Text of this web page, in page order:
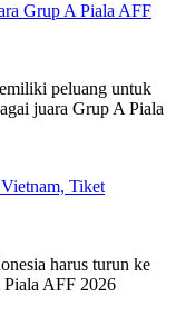
Grup A Piala AFF
peluang untuk
juara Grup A Piala
Tiket
harus turun ke
Piala AFF 2026